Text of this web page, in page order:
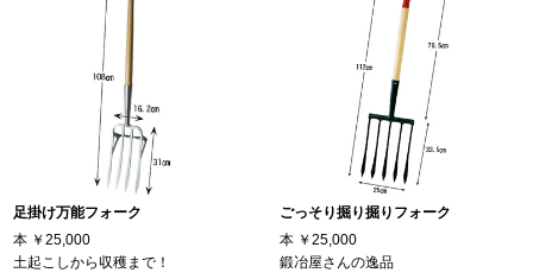
足掛け万能フォーク
本 ￥25,000
土起こしから収穫まで！
ごっそり掘り掘りフォーク
本 ￥25,000
鍛冶屋さんの逸品